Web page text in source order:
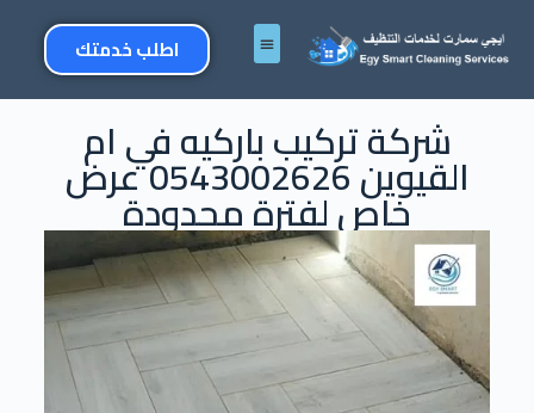
اطلب خدمتك
شركة تركيب باركيه في ام
القيوين 0543002626 عرض
خاص لفترة محدودة